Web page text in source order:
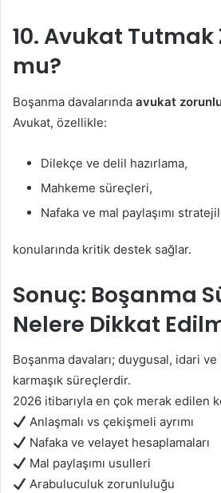
10. Avukat Tutmak
mu?
Boşanma davalarında avukat
Avukat, özellikle:
Dilekçe ve delil hazırlama,
Mahkeme süreçleri,
Nafaka ve mal paylaşımı
konularında kritik destek sağlar.
Sonuç: Boşanma
Nelere Dikkat
Boşanma davaları; duygusal, idari
karmaşık süreçlerdir.
2026 itibarıyla en çok merak edilen
Anlaşmalı vs çekişmeli ayrımı
Nafaka ve velayet hesaplamaları
Mal paylaşımı usulleri
Arabuluculuk zorunluluğu